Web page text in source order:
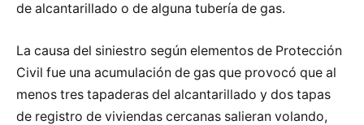
de alcantarillado o de alguna tubería de gas.
La causa del siniestro según elementos de Protección
Civil fue una acumulación de gas que provocó que al
menos tres tapaderas del alcantarillado y dos tapas
de registro de viviendas cercanas salieran volando,